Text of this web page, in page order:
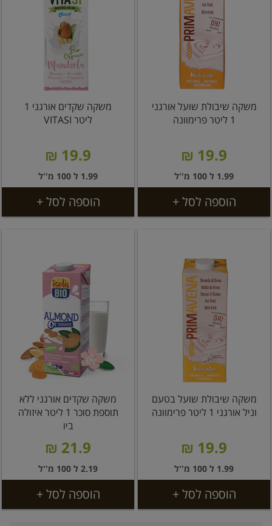
משקה שיבולת שועל אורגני
1 ליטר פרימוונה
19.9 ₪
1.99 ל 100 מ''ל
הוספה לסל +
משקה שקדים אורגני 1
ליטר VITASI
19.9 ₪
1.99 ל 100 מ''ל
הוספה לסל +
משקה שיבולת שועל בטעם
וניל אורגני 1 ליטר פרימוונה
19.9 ₪
1.99 ל 100 מ''ל
הוספה לסל +
משקה שקדים אורגני ללא
תוספת סוכר 1 ליטר איזולה
ביו
21.9 ₪
2.19 ל 100 מ''ל
הוספה לסל +